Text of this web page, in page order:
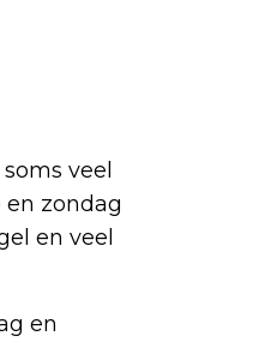
veel
zondag
en veel
en